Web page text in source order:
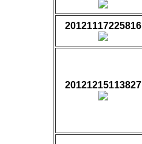
20121117225816
20121215113827